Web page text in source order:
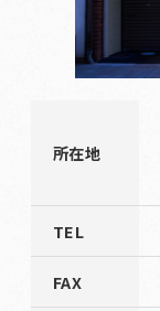
所在地
TEL
FAX